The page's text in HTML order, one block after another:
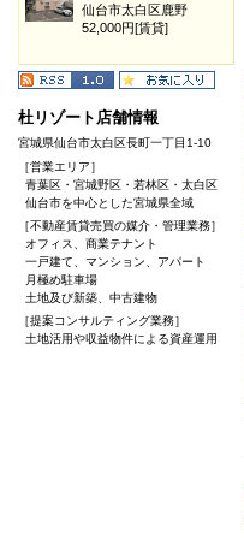
仙台市太白区鹿野
52,000円[賃貸]
杜リゾート店舗情報
宮城県仙台市太白区長町一丁目1-10
［営業エリア］
青葉区・宮城野区・若林区・太白区
仙台市を中心とした宮城県全域
［不動産賃貸売買の媒介・管理業務］
オフィス、商業テナント
一戸建て、マンション、アパート
月極め駐車場
土地及び新築、中古建物
［提案コンサルティング業務］
土地活用や収益物件による資産運用